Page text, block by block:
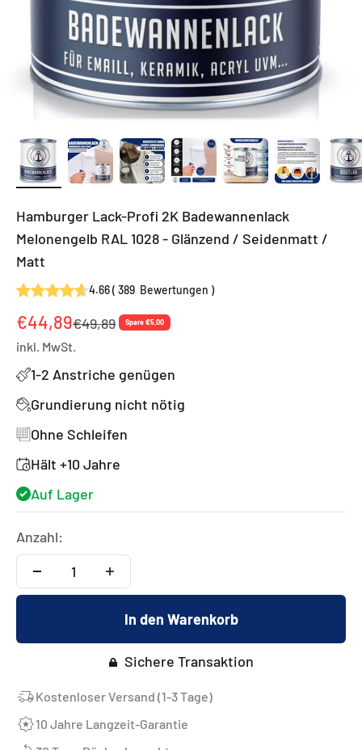
Hamburger Lack-Profi 2K Badewannenlack
Melonengelb RAL 1028 - Glänzend / Seidenmatt /
Matt
4.66( 389 Bewertungen )
Angebot
€44,89Regulärer Preis
€49,89 Spare €5,00
inkl. MwSt.
1-2 Anstriche genügen
Grundierung nicht nötig
Ohne Schleifen
Hält +10 Jahre
Auf Lager
Anzahl:
In den Warenkorb
Sichere Transaktion
Kostenloser Versand (1-3 Tage)
10 Jahre Langzeit-Garantie